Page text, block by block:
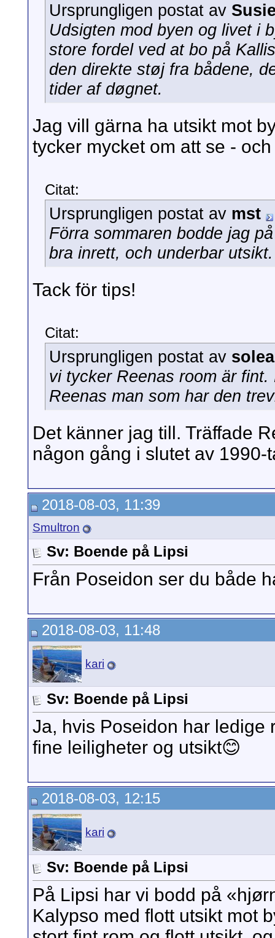
Ursprungligen postat av
Udsigten mod byen og livet i
store fordel ved at bo på
den direkte støj fra bådene,
tider af døgnet.
Jag vill gärna ha utsikt mot
tycker mycket om att se -
Citat:
Ursprungligen postat av mst
Förra sommaren bodde jag
bra inrett, och underbar
Tack för tips!
Citat:
Ursprungligen postat av
vi tycker Reenas room är
Reenas man som har den
Det känner jag till. Träffade
någon gång i slutet av 1990-
2018-08-03, 11:39
Smultron
Sv: Boende på Lipsi
Från Poseidon ser du både
2018-08-03, 11:48
kari
Sv: Boende på Lipsi
Ja, hvis Poseidon har ledige
fine leiligheter og utsikt😊
2018-08-03, 12:15
kari
Sv: Boende på Lipsi
På Lipsi har vi bodd på
Kalypso med flott utsikt mot